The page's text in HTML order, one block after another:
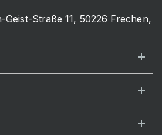
Geist-Straße 11, 50226 Frechen,